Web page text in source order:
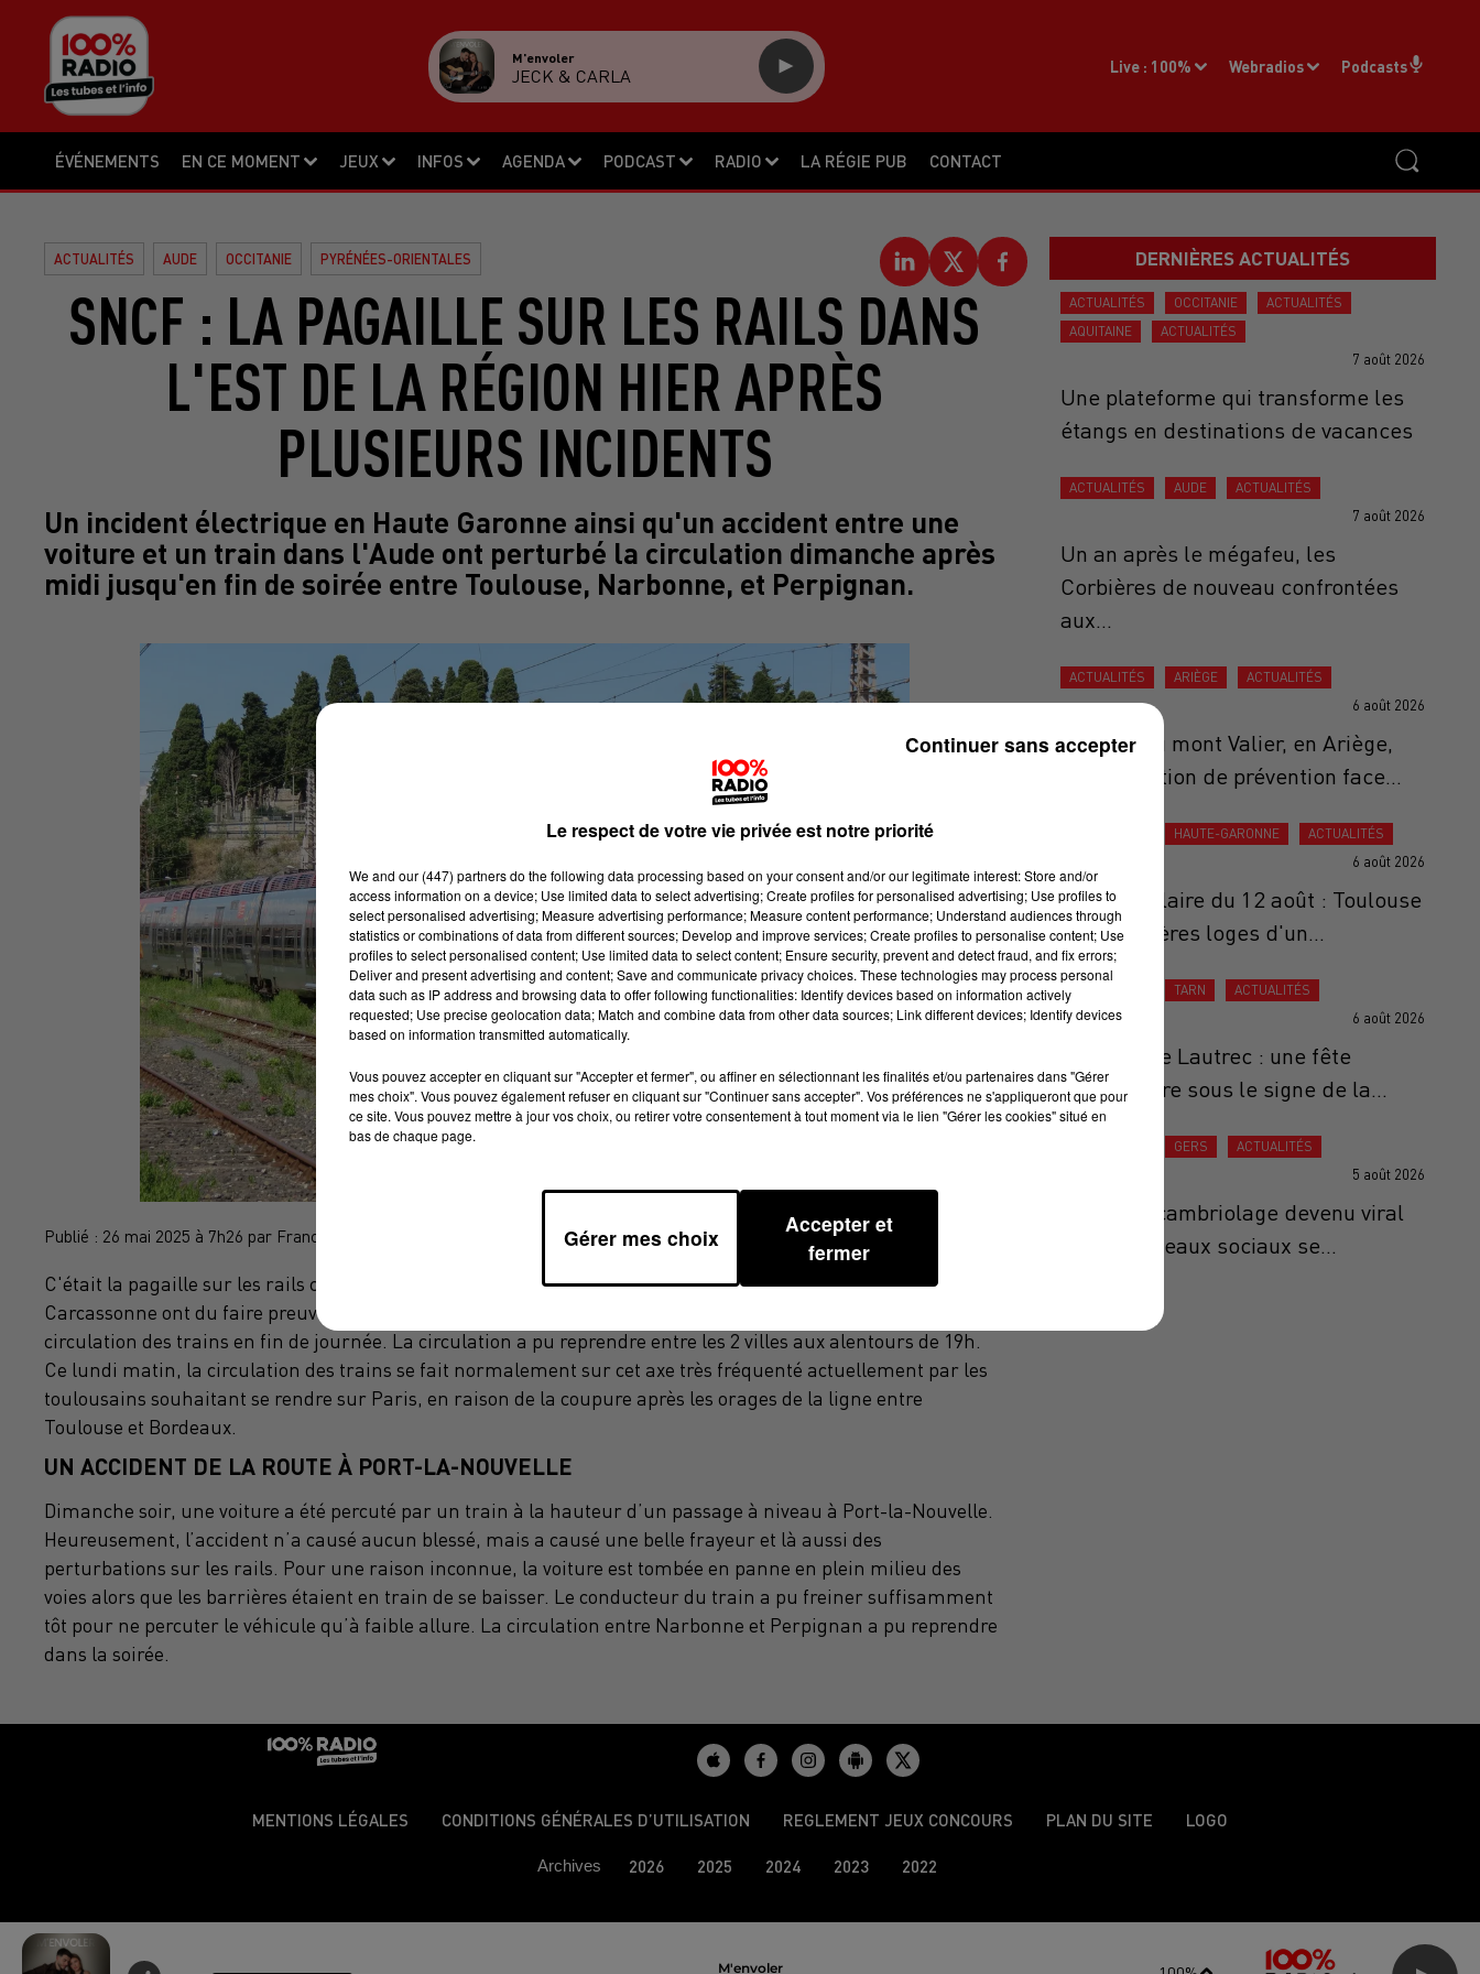
ÉVÉNEMENTS EN CE MOMENT JEUX INFOS AGENDA PODCAST RADIO LA RÉGIE PUB CONTACT
Live : 100% Webradios Podcasts
M'envoler
JECK & CARLA
ACTUALITÉS AUDE OCCITANIE PYRÉNÉES-ORIENTALES
SNCF : LA PAGAILLE SUR LES RAILS DANS
L'EST DE LA RÉGION HIER APRÈS
PLUSIEURS INCIDENTS
Un incident électrique en Haute Garonne ainsi qu'un accident entre une
voiture et un train dans l'Aude ont perturbé la circulation dimanche après
midi jusqu'en fin de soirée entre Toulouse, Narbonne, et Perpignan.
Publié : 26 mai 2025 à 7h26 par Franck Paillanave
C'était la pagaille sur les rails ce dimanche après-midi. Les usagers de la ligne entre Toulouse et
Carcassonne ont du faire preuve de patience. Un incident électrique majeur côté Haute Garonne a paralysé la
circulation des trains en fin de journée. La circulation a pu reprendre entre les 2 villes aux alentours de 19h.
Ce lundi matin, la circulation des trains se fait normalement sur cet axe très fréquenté actuellement par les
toulousains souhaitant se rendre sur Paris, en raison de la coupure après les orages de la ligne entre
Toulouse et Bordeaux.
UN ACCIDENT DE LA ROUTE À PORT-LA-NOUVELLE
Dimanche soir, une voiture a été percuté par un train à la hauteur d’un passage à niveau à Port-la-Nouvelle.
Heureusement, l’accident n’a causé aucun blessé, mais a causé une belle frayeur et là aussi des
perturbations sur les rails. Pour une raison inconnue, la voiture est tombée en panne en plein milieu des
voies alors que les barrières étaient en train de se baisser. Le conducteur du train a pu freiner suffisamment
tôt pour ne percuter le véhicule qu’à faible allure. La circulation entre Narbonne et Perpignan a pu reprendre
dans la soirée.
DERNIÈRES ACTUALITÉS
ACTUALITÉS OCCITANIE
ACTUALITÉS
AQUITAINE
ACTUALITÉS
7 août 2026
Une plateforme qui transforme les
étangs en destinations de vacances
ACTUALITÉS AUDE ACTUALITÉS
7 août 2026
Un an après le mégafeu, les
Corbières de nouveau confrontées
aux...
ACTUALITÉS ARIÈGE ACTUALITÉS
6 août 2026
Au pied du mont Valier, en Ariège,
une opération de prévention face...
HAUTE-GARONNE ACTUALITÉS
6 août 2026
Éclipse solaire du 12 août : Toulouse
aux premières loges d'un...
ACTUALITÉS TARN ACTUALITÉS
6 août 2026
Ail Rose de Lautrec : une fête
anniversaire sous le signe de la...
GERS ACTUALITÉS
5 août 2026
Gers : Le cambriolage devenu viral
sur les réseaux sociaux se...
M'envoler
MENTIONS LÉGALES CONDITIONS GÉNÉRALES D’UTILISATION REGLEMENT JEUX CONCOURS PLAN DU SITE LOGO
Archives 2026 2025 2024 2023 2022
Le respect de votre vie privée est notre priorité
We and our (447) partnersdo the following data processing based on your consent and/or our legitimate interest: Store and/or
access information on a device; Use limited data to select advertising; Create profiles for personalised advertising; Use profiles to
select personalised advertising; Measure advertising performance; Measure content performance; Understand audiences through
statistics or combinations of data from different sources; Develop and improve services; Create profiles to personalise content; Use
profiles to select personalised content; Use limited data to select content; Ensure security, prevent and detect fraud, and fix errors;
Deliver and present advertising and content; Save and communicate privacy choices. These technologies may process personal
data such as IP address and browsing data to offer following functionalities: Identify devices based on information actively
requested; Use precise geolocation data; Match and combine data from other data sources; Link different devices; Identify devices
based on information transmitted automatically.
Vous pouvez accepter en cliquant sur "Accepter et fermer", ou affiner en sélectionnant les finalités et/ou partenaires dans "Gérer
mes choix". Vous pouvez également refuser en cliquant sur "Continuer sans accepter". Vos préférences ne s'appliqueront que pour
ce site. Vous pouvez mettre à jour vos choix, ou retirer votre consentement à tout moment via le lien "Gérer les cookies" situé en
bas de chaque page.
Gérer mes choix
Accepter et
fermer
Continuer sans accepter